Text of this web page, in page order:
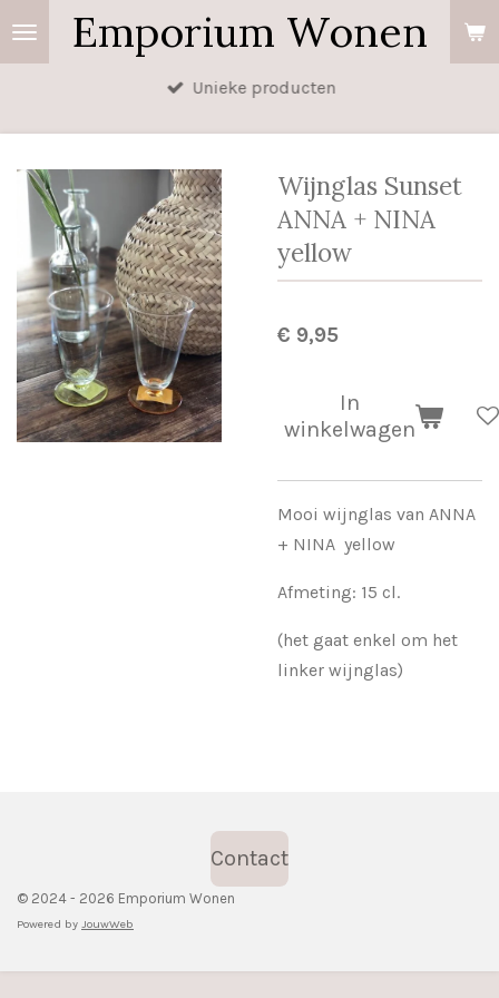
Ga
Emporium Wonen
Unieke producten
Wijnglas Sunset
ANNA + NINA
yellow
€ 9,95
In
winkelwagen
Mooi wijnglas van ANNA
+ NINA yellow
Afmeting: 15 cl.
(het gaat enkel om het
linker wijnglas)
Contact
© 2024 - 2026 Emporium Wonen
Powered by JouwWeb